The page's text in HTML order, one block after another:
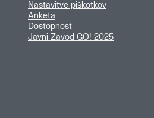
Nastavitve piškotkov
Anketa
Dostopnost
Javni Zavod GO! 2025